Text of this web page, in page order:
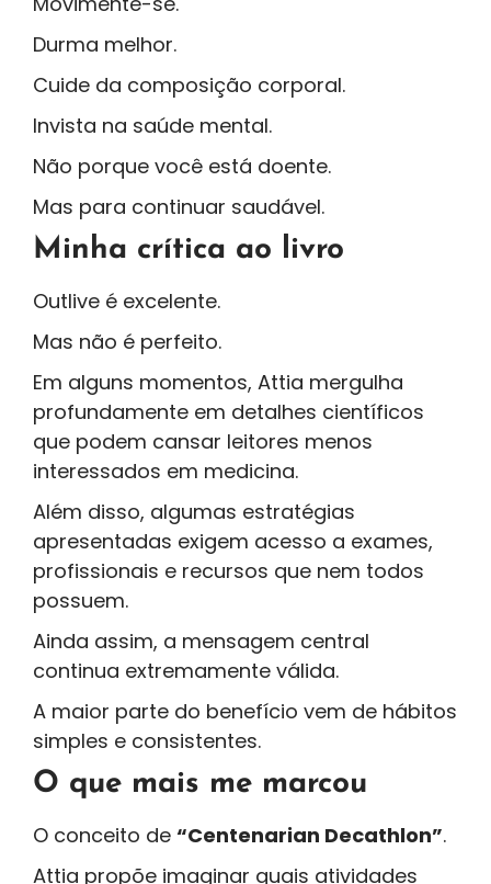
Durma melhor.
Cuide da composição corporal.
Invista na saúde mental.
Não porque você está doente.
Mas para continuar saudável.
Minha crítica ao livro
Outlive é excelente.
Mas não é perfeito.
Em alguns momentos, Attia mergulha
profundamente em detalhes científicos
que podem cansar leitores menos
interessados em medicina.
Além disso, algumas estratégias
apresentadas exigem acesso a exames,
profissionais e recursos que nem todos
possuem.
Ainda assim, a mensagem central
continua extremamente válida.
A maior parte do benefício vem de hábitos
simples e consistentes.
O que mais me marcou
O conceito de “Centenarian Decathlon”.
Attia propõe imaginar quais atividades